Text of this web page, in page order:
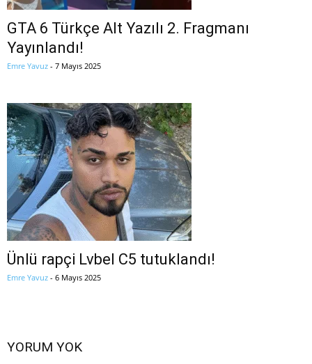
GTA 6 Türkçe Alt Yazılı 2. Fragmanı
Yayınlandı!
Emre Yavuz - 7 Mayıs 2025
Ünlü rapçi Lvbel C5 tutuklandı!
Emre Yavuz - 6 Mayıs 2025
YORUM YOK